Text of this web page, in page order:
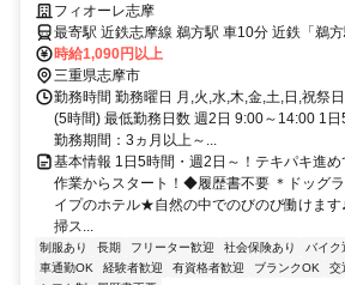
タート！◆履歴書不要
フィオーレ志摩
最寄駅 近鉄志摩線 鵜方駅 車10分 近鉄「鵜
停「立神口」より徒歩約13分
時給1,090円以上
三重県志摩市
勤務時間 勤務曜日 月,火,水,木,金,土,日,祝祭
(5時間) 最低勤務日数 週2日 9:00～14:00 1
勤務期間：3ヵ月以上～...
基本情報 1日5時間・週2日～！テキパキ進
作業からスタート！◆履歴書不要 ＊ドッグ
イプのホテル★自然の中でのびのび働けます
掃ス...
制服あり 長期 フリーター歓迎 社会保険あり バイク
車通勤OK
経験者歓迎 有資格者歓迎 ブランクOK 交